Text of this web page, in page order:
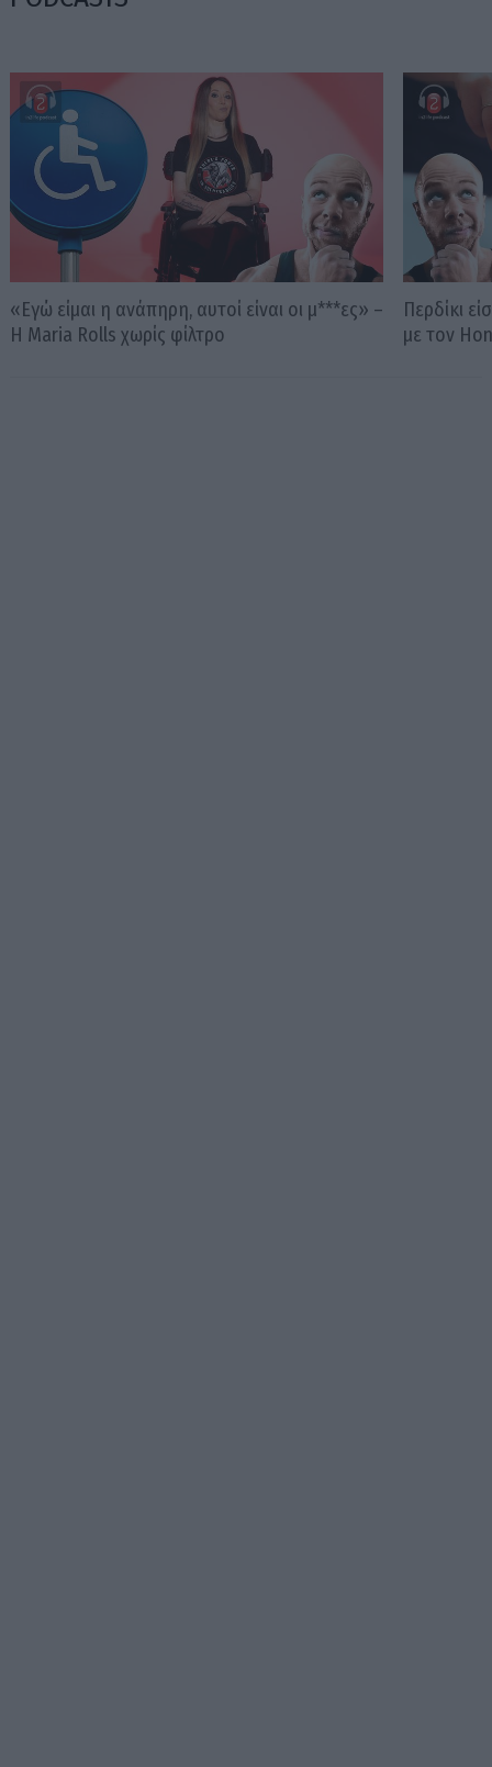
«Εγώ είμαι η ανάπηρη, αυτοί είναι οι μ***ες» –
Η Maria Rolls χωρίς φίλτρο
Περδίκι
με τον